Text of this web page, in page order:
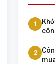
1
2